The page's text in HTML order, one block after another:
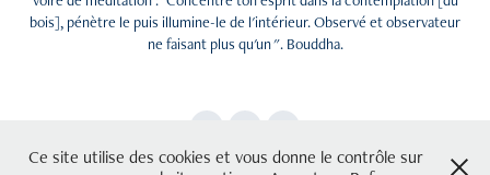
bois], pénètre le puis illumine-le de l'intérieur. Observé et observateur
ne faisant plus qu'un ". Bouddha.
Ce site utilise des cookies et vous donne le contrôle sur